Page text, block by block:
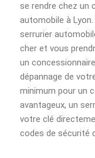
se rendre chez un
automobile à Lyon.
serrurier
cher et vous
un
dépannage de
minimum pour un
avantageux, un
votre clé
codes de sécurité